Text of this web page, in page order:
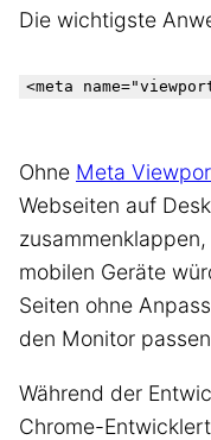
Die wichtigste
Ohne Meta
Webseiten auf
mobilen Geräte
Seiten ohne
den Monitor
Während der
Chrome-